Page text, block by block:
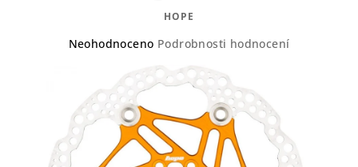
HOPE
Průměrné
0,0
5
hvězdiček.
Neohodnoceno Podrobnosti hodnocení